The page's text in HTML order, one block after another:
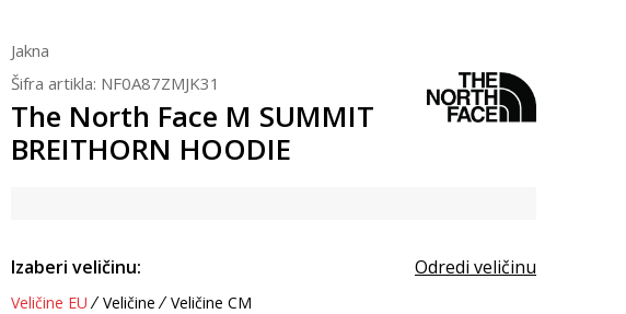
Jakna
Šifra artikla: NF0A87ZMJK31
The North Face M SUMMIT
BREITHORN HOODIE
Izaberi veličinu: Odredi veličinu
Veličine EU Veličine Veličine CM